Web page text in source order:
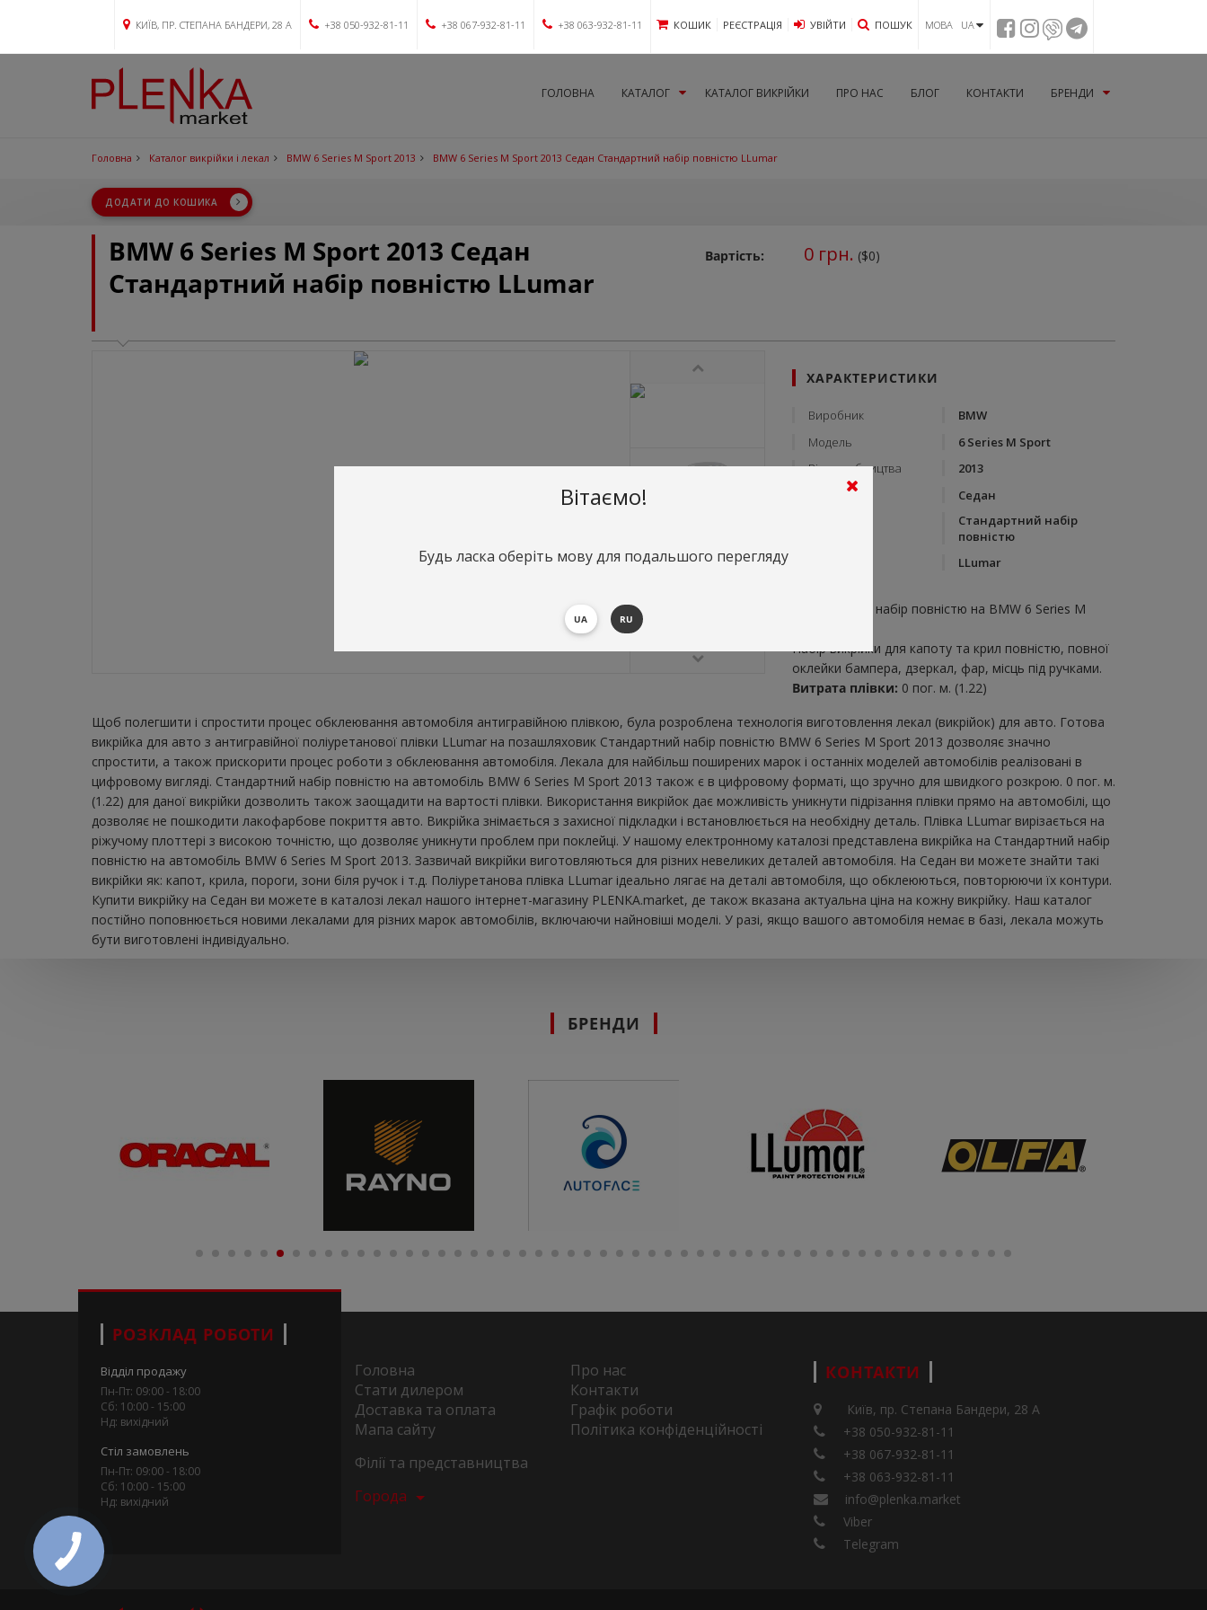
КИЇВ, ПР. СТЕПАНА БАНДЕРИ, 28 А +38 050-932-81-11 +38 067-932-81-11 +38 063-932-81-11 КОШИК РЕЄСТРАЦІЯ УВIЙТИ ПОШУК МОВА UA
ГОЛОВНА КАТАЛОГ КАТАЛОГ ВИКРІЙКИ ПРО НАС БЛОГ КОНТАКТИ БРЕНДИ
Головна Каталог викрійки і лекал BMW 6 Series M Sport 2013 BMW 6 Series M Sport 2013 Седан Стандартний набір повністю LLumar
ДОДАТИ ДО КОШИКА
BMW 6 Series M Sport 2013 Седан
Стандартний набір повністю LLumar
Вартість: 0грн. ($0)
ХАРАКТЕРИСТИКИ
Виробник
BMW
Модель
6 Series M Sport
Рік виробництва
2013
Тип кузову
Седан
Стандартний набір
повністю
LLumar
Стандартний набір повністю на BMW 6 Series M
Набір викрійки для капоту та крил повністю, повної
оклейки бампера, дзеркал, фар, місць під ручками.
Витрата плівки: 0 пог. м. (1.22)
Щоб полегшити і спростити процес обклеювання автомобіля антигравійною плівкою, була розроблена технологія виготовлення лекал (викрійок) для авто. Готова
викрійка для авто з антигравійної поліуретанової плівки LLumar на позашляховик Стандартний набір повністю BMW 6 Series M Sport 2013 дозволяє значно
спростити, а також прискорити процес роботи з обклеювання автомобіля. Лекала для найбільш поширених марок і останніх моделей автомобілів реалізовані в
цифровому вигляді. Стандартний набір повністю на автомобіль BMW 6 Series M Sport 2013 також є в цифровому форматі, що зручно для швидкого розкрою. 0 пог. м.
(1.22) для даної викрійки дозволить також заощадити на вартості плівки. Використання викрійок дає можливість уникнути підрізання плівки прямо на автомобілі, що
дозволяє не пошкодити лакофарбове покриття авто. Викрійка знімається з захисної підкладки і встановлюється на необхідну деталь. Плівка LLumar вирізається на
ріжучому плоттері з високою точністю, що дозволяє уникнути проблем при поклейці. У нашому електронному каталозі представлена ​​викрійка на Стандартний набір
повністю на автомобіль BMW 6 Series M Sport 2013. Зазвичай викрійки виготовляються для різних невеликих деталей автомобіля. На Седан ви можете знайти такі
викрійки як: капот, крила, пороги, зони біля ручок і т.д. Поліуретанова плівка LLumar ідеально лягає на деталі автомобіля, що обклеюються, повторюючи їх контури.
Купити викрійку на Седан ви можете в каталозі лекал нашого інтернет-магазину PLENKA.market, де також вказана актуальна ціна на кожну викрійку. Наш каталог
постійно поповнюється новими лекалами для різних марок автомобілів, включаючи найновіші моделі. У разі, якщо вашого автомобіля немає в базі, лекала можуть
бути виготовлені індивідуально.
БРЕНДИ
РОЗКЛАД РОБОТИ
Відділ продажу
Пн-Пт: 09:00 - 18:00
Сб: 10:00 - 15:00
Нд: вихідний
Стіл замовлень
Пн-Пт: 09:00 - 18:00
Сб: 10:00 - 15:00
Нд: вихідний
Головна
Про нас
Стати дилером
Контакти
Доставка та оплата
Графік роботи
Мапа сайту
Політика конфіденційності
Філії та представництва
Города
КОНТАКТИ
Київ, пр. Степана Бандери, 28 А
+38 050-932-81-11
+38 067-932-81-11
+38 063-932-81-11
info@plenka.market
Viber
Telegram
Вітаємо!
Будь ласка оберіть мову для подальшого перегляду
UA RU